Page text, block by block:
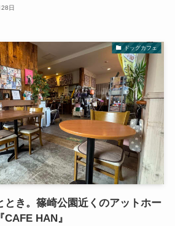
日
ドッグカフェ
とき。篠崎公園近くのアットホー
HAN』